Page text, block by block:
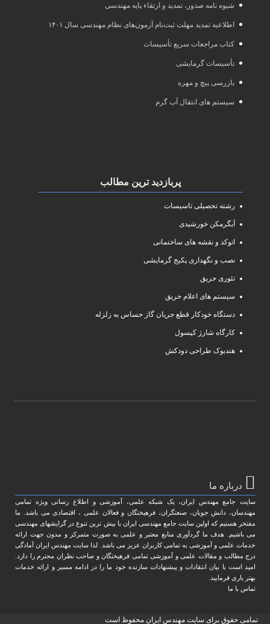
شیوه نامه صدور، تمدید و ارتقاء پایه مهندسی
اطلاعیه تمدید مهلت ثبت‌نام آزمون‌های نظام مهندسی سال ۱۴۰۱
کتاب مراجعات سریع تأسیسات
تأسیسات گرمایشی
بازرسی پیچ و مهره
سیستم های انتقال آب گرم
پربازدید ترین مطالب
رشته تحصیلی تاسیسات
آبگرمکن خورشیدی
اتوکد و نقشه های ساختمانی
نصب و نگهداری پکیج گرمایشی
تئوری حریق
سیستم های اعلام حریق
دستگاه خودکار قطع جریان گاز حساس به زلزله
کارگاه شارژ کپسول
هندبوک طراحی دودکش
درباره ما
سایت جامع مهندس ایران، یک شبکه علمی، آموزشی و اطلاع رسانی ویژه تمامی
مهندسان، دانش جویان، صنعتگران، فرهیختگان و فعالان علمی ، اقتصادی می باشد. ما
مفتخر هستیم که اولین سایت جامع مهندسی ایران با بیش ترین تنوع در گرایشهای مهندسی
می باشیم. هدف ما گردآوری منابع معتبر و علمی به صورت متمرکز و مدون جهت ارائه
خدمات علمی و آموزشی به تمامی کاربران عزیز می باشد. لذا سایت مهندس ایران آمادگی
درج مطالب و مقالات علمی و آموزشی تمامی فرهیختگان و صاحب نظران محترم را دارد.
امید است با بیان انتقادات و پیشنهادات سازنده خود ما را در ادامه مسیر و ارائه خدمات
بهتر یاری فرمایید.
تماس با ما
تمامی حقوق برای سایت مهندس ایران محفوظ است